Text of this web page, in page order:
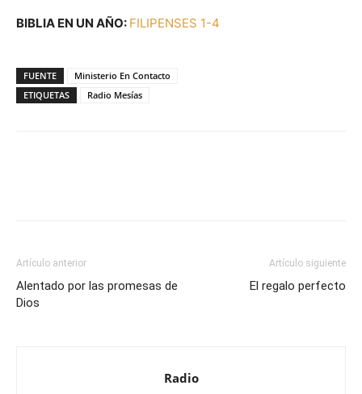
BIBLIA EN UN AÑO: FILIPENSES 1-4
FUENTE
Ministerio En Contacto
ETIQUETAS
Radio Mesías
Artículo anterior
Alentado por las promesas de
Dios
Artículo siguiente
El regalo perfecto
Radio